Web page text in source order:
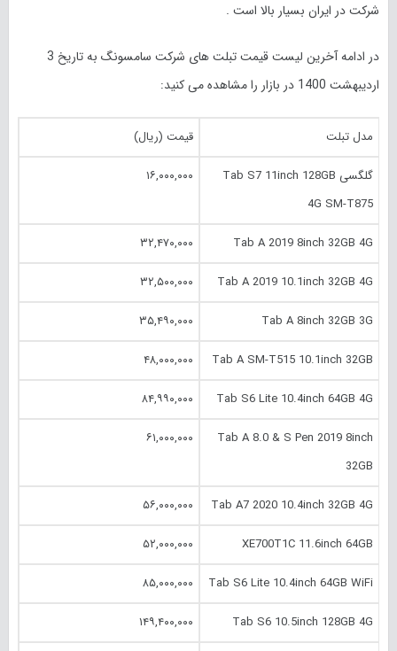
شرکت در ایران بسیار بالا است .
در ادامه آخرین لیست قیمت تبلت های شرکت سامسونگ به تاریخ 3
اردیبهشت 1400 در بازار را مشاهده می کنید:
مدل تبلت قیمت (ریال)
گلگسی Tab S7 11inch 128GB
4G SM-T875
۱۶,۰۰۰,۰۰۰
Tab A 2019 8inch 32GB 4G ۳۲,۴۷۰,۰۰۰
Tab A 2019 10.‎1inch 32GB 4G ۳۲,۵۰۰,۰۰۰
Tab A 8inch 32GB 3G ۳۵,۴۹۰,۰۰۰
Tab A SM-T515 10.‎1inch 32GB ۴۸,۰۰۰,۰۰۰
Tab S6 Lite 10.‎4inch 64GB 4G ۸۴,۹۹۰,۰۰۰
Tab A 8.‎0 & S Pen 2019 8inch
32GB
۶۱,۰۰۰,۰۰۰
Tab A7 2020 10.‎4inch 32GB 4G ۵۶,۰۰۰,۰۰۰
XE700T1C 11.‎6inch 64GB ۵۲,۰۰۰,۰۰۰
Tab S6 Lite 10.‎4inch 64GB WiFi ۸۵,۰۰۰,۰۰۰
Tab S6 10.‎5inch 128GB 4G ۱۴۹,۴۰۰,۰۰۰